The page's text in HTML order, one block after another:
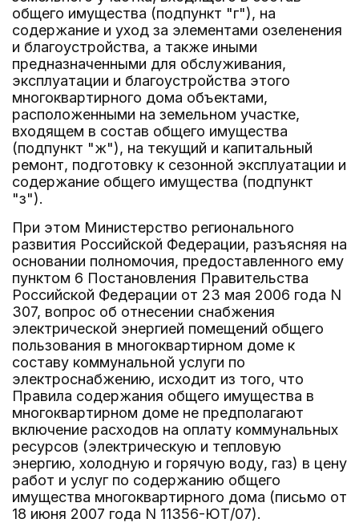
общего имущества (подпункт "г"), на
содержание и уход за элементами озеленения
и благоустройства, а также иными
предназначенными для обслуживания,
эксплуатации и благоустройства этого
многоквартирного дома объектами,
расположенными на земельном участке,
входящем в состав общего имущества
(подпункт "ж"), на текущий и капитальный
ремонт, подготовку к сезонной эксплуатации и
содержание общего имущества (подпункт
"з").
При этом Министерство регионального
развития Российской Федерации, разъясняя на
основании полномочия, предоставленного ему
пунктом 6 Постановления Правительства
Российской Федерации от 23 мая 2006 года N
307, вопрос об отнесении снабжения
электрической энергией помещений общего
пользования в многоквартирном доме к
составу коммунальной услуги по
электроснабжению, исходит из того, что
Правила содержания общего имущества в
многоквартирном доме не предполагают
включение расходов на оплату коммунальных
ресурсов (электрическую и тепловую
энергию, холодную и горячую воду, газ) в цену
работ и услуг по содержанию общего
имущества многоквартирного дома (письмо от
18 июня 2007 года N 11356-ЮТ/07).